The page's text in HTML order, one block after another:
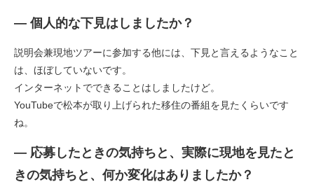
― 個人的な下見はしましたか？
説明会兼現地ツアーに参加する他には、下見と言えるようなこと
は、ほぼしていないです。
インターネットでできることはしましたけど。
YouTubeで松本が取り上げられた移住の番組を見たくらいです
ね。​
― 応募したときの気持ちと、実際に現地を見たと
きの気持ちと、何か変化はありましたか？